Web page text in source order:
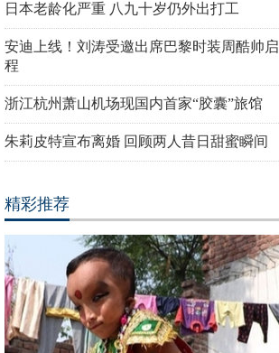
日本老龄化严重 八九十岁仍外出打工
安迪上线！刘涛受邀出席巴黎时装周酷帅启
程
浙江杭州萧山机场现国内首家“胶囊”旅馆
朱莉皮特宣布离婚 回顾两人昔日甜蜜瞬间
精彩推荐